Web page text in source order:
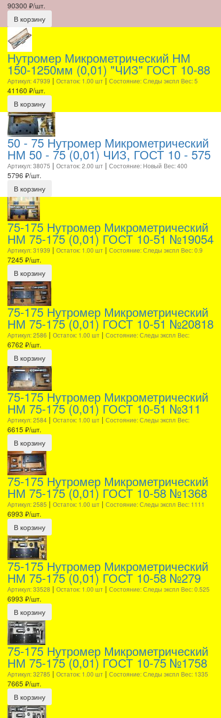
90300 ₽/шт.
В корзину
Нутромер Микрометрический НМ
150-1250мм (0,01) "ЧИЗ" ГОСТ 10-88
Артикул: 47939 | Остаток: 1.00 шт | Состояние: Следы экспл Вес: 5
41160 ₽/шт.
В корзину
50 - 75 Нутромер Микрометрический
НМ 50 - 75 (0,01) ЧИЗ, ГОСТ 10 - 575
Артикул: 38075 | Остаток: 2.00 шт | Состояние: Новый Вес: 400
5796 ₽/шт.
В корзину
75-175 Нутромер Микрометрический
НМ 75-175 (0,01) ГОСТ 10-51 №19054
Артикул: 31939 | Остаток: 1.00 шт | Состояние: Следы экспл Вес: 0.9
7245 ₽/шт.
В корзину
75-175 Нутромер Микрометрический
НМ 75-175 (0,01) ГОСТ 10-51 №20818
Артикул: 2586 | Остаток: 1.00 шт | Состояние: Следы экспл Вес:
6762 ₽/шт.
В корзину
75-175 Нутромер Микрометрический
НМ 75-175 (0,01) ГОСТ 10-51 №311
Артикул: 2584 | Остаток: 1.00 шт | Состояние: Следы экспл Вес:
6615 ₽/шт.
В корзину
75-175 Нутромер Микрометрический
НМ 75-175 (0,01) ГОСТ 10-58 №1368
Артикул: 2585 | Остаток: 1.00 шт | Состояние: Следы экспл Вес: 1111
6993 ₽/шт.
В корзину
75-175 Нутромер Микрометрический
НМ 75-175 (0,01) ГОСТ 10-58 №279
Артикул: 33528 | Остаток: 1.00 шт | Состояние: Следы экспл Вес: 0.525
6993 ₽/шт.
В корзину
75-175 Нутромер Микрометрический
НМ 75-175 (0,01) ГОСТ 10-75 №1758
Артикул: 32785 | Остаток: 1.00 шт | Состояние: Следы экспл Вес: 1335
7665 ₽/шт.
В корзину